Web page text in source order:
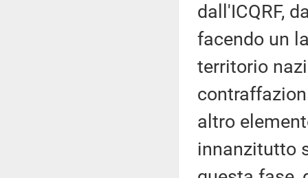
dall'ICQRF,
facendo un
territorio
altro
innanzitutto